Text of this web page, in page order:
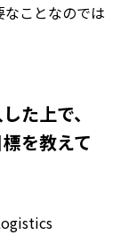
ことなのでは
た上で、
を教えて